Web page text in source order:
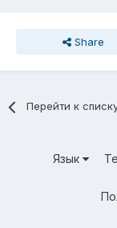
Share
Перейти к
Язык